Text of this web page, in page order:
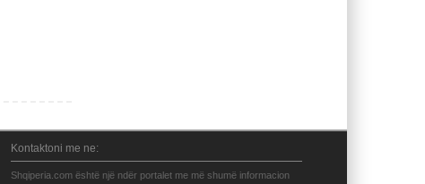
Kontaktoni me ne:
Shqiperia.com është një ndër portalet me më shumë informacion